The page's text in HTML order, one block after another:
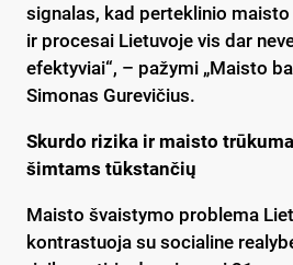
signalas, kad perteklinio
ir procesai Lietuvoje vis dar
efektyviai“, – pažymi „Maisto
Simonas Gurevičius.
Skurdo rizika ir maisto
šimtams tūkstančių
Maisto švaistymo problema
kontrastuoja su socialine